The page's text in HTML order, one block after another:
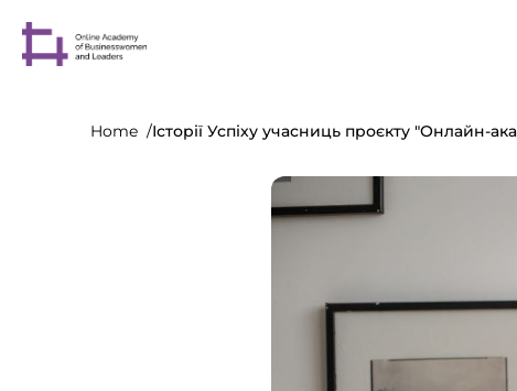
Home Історії Успіху учасниць проєкту "Онлайн-